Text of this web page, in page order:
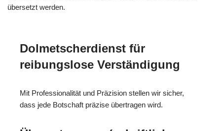
übersetzt werden.
Dolmetscherdienst für
reibungslose Verständigung
Mit Professionalität und Präzision stellen wir sicher,
dass jede Botschaft präzise übertragen wird.